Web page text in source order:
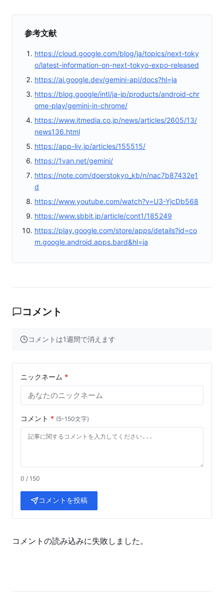
参考文献
https://cloud.google.com/blog/ja/topics/next-toky
o/latest-information-on-next-tokyo-expo-released
https://ai.google.dev/gemini-api/docs?hl=ja
https://blog.google/intl/ja-jp/products/android-chr
ome-play/gemini-in-chrome/
https://www.itmedia.co.jp/news/articles/2605/13/
news136.html
https://app-liv.jp/articles/155515/
https://1van.net/gemini/
https://note.com/doerstokyo_kb/n/nac7b87432e1
d
https://www.youtube.com/watch?v=U3-YjcDb568
https://www.sbbit.jp/article/cont1/185249
https://play.google.com/store/apps/details?id=co
m.google.android.apps.bard&hl=ja
コメント
コメントは1週間で消えます
ニックネーム *
コメント * (5-150文字)
0 / 150
コメントを投稿
コメントの読み込みに失敗しました。